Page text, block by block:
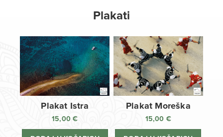
Plakati
Plakat Istra
15,00€
Plakat Moreška
15,00 €